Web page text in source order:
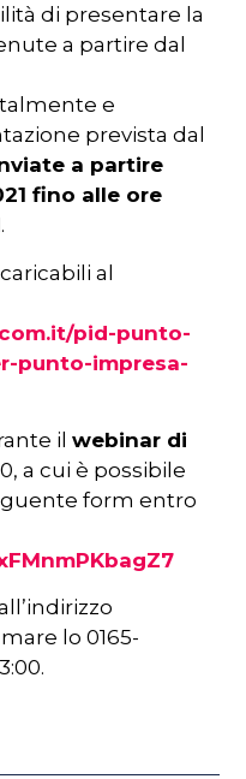
di presentare la
a partire dal
e
prevista dal
a partire
fino alle ore
.
al
pid-punto-
punto-impresa-
ilwebinar di
a cui è possibile
form entro
lo 0165-